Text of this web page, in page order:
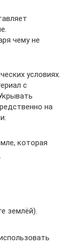
чему не
условиях.
с
на
которая
землёй).